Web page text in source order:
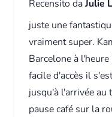
Recensito daJulie
juste une
vraiment super.
Barcelone à
facile d'accès il
jusqu'à l'arrivée au
pause café sur la